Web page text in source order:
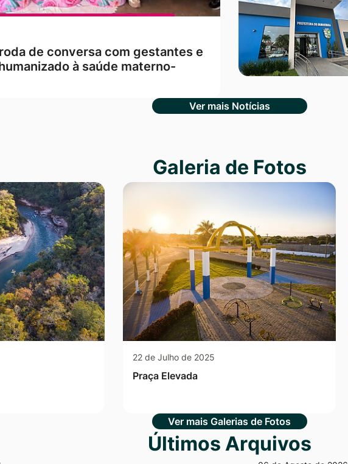
de conversa com gestantes e
à saúde materno-
Ver mais Notícias
Galeria de Fotos
22 de Julho de 2025
Praça Elevada
Ver mais Galerias de Fotos
Últimos Arquivos